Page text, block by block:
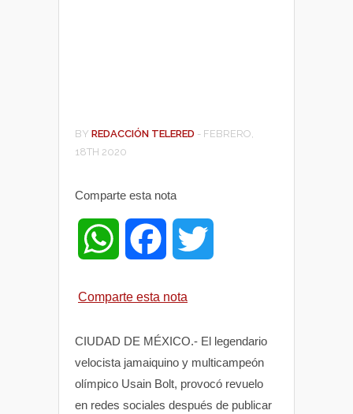
BY REDACCIÓN TELERED - FEBRERO,
18TH 2020
Comparte esta nota
W
t
s
e
b
t
t
Comparte esta nota
CIUDAD DE MÉXICO.- El legendario
velocista jamaiquino y multicampeón
olímpico Usain Bolt, provocó revuelo
en redes sociales después de publicar